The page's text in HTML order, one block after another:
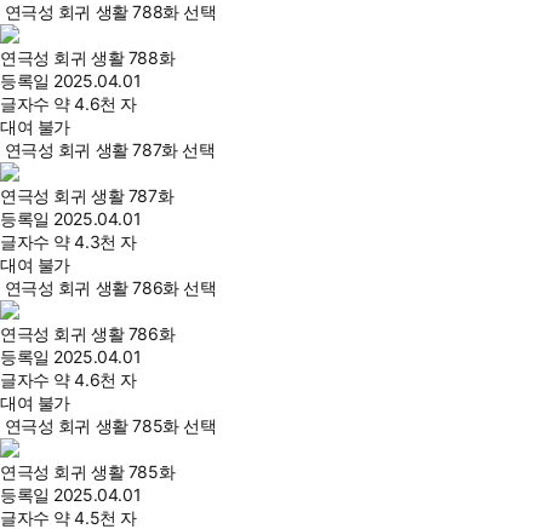
연극성 회귀 생활 788화 선택
연극성 회귀 생활 788화
등록일 2025.04.01
글자수 약 4.6천 자
대여 불가
연극성 회귀 생활 787화 선택
연극성 회귀 생활 787화
등록일 2025.04.01
글자수 약 4.3천 자
대여 불가
연극성 회귀 생활 786화 선택
연극성 회귀 생활 786화
등록일 2025.04.01
글자수 약 4.6천 자
대여 불가
연극성 회귀 생활 785화 선택
연극성 회귀 생활 785화
등록일 2025.04.01
글자수 약 4.5천 자